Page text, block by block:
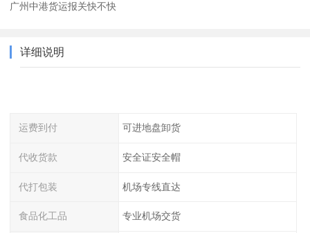
广州中港货运报关快不快
详细说明
运费到付 可进地盘卸货
代收货款 安全证安全帽
代打包装 机场专线直达
食品化工品 专业机场交货